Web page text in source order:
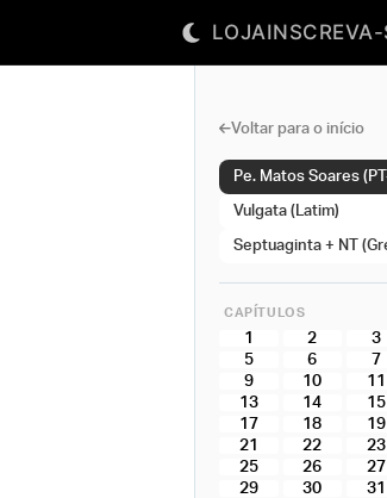
LOJAINSCREVA-
Voltar para o início
Pe. Matos Soares
Vulgata (Latim)
Septuaginta + NT
CAPÍTULOS
1 2 3
5
6 7
9
10 11
13
14 15
17
18 19
21
22 23
25
26 27
29
30 31